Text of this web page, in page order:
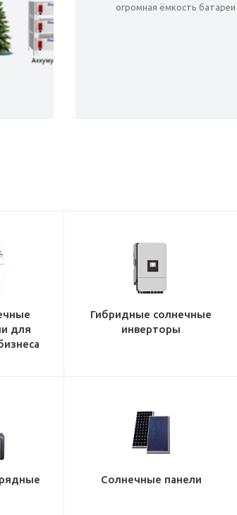
огромная ёмкость батареи
для
Гибридные солнечные
инверторы
Солнечные панели